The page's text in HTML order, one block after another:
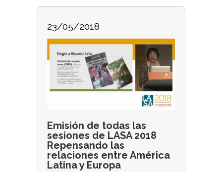
23/05/2018
Emisión de todas las
sesiones de LASA 2018
Repensando las
relaciones entre América
Latina y Europa